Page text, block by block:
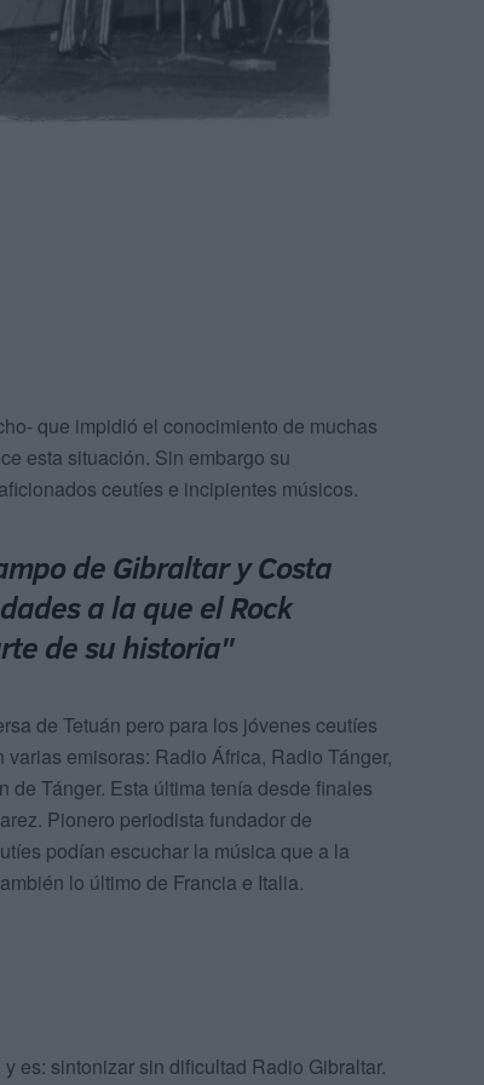
que impidió el conocimiento de muchas
esta situación. Sin embargo su
ceutíes e incipientes músicos.
de Gibraltar y Costa
a la que el Rock
de su historia"
de Tetuán pero para los jóvenes ceutíes
emisoras: Radio África, Radio Tánger,
Tánger. Esta última tenía desde finales
Pionero periodista fundador de
podían escuchar la música que a la
lo último de Francia e Italia.
es: sintonizar sin dificultad Radio Gibraltar.